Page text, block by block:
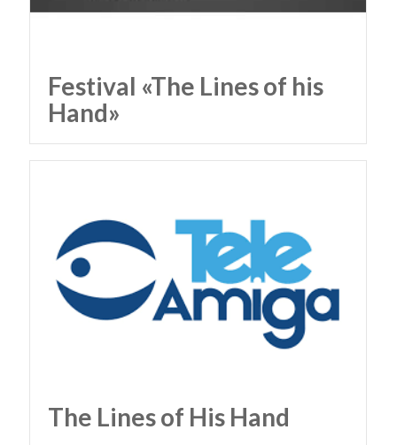
Festival «The Lines of his
Hand»
The Lines of His Hand